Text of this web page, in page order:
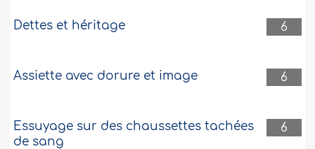
6
Dettes et héritage
6
Assiette avec dorure et image
6
Essuyage sur des chaussettes tachées
de sang